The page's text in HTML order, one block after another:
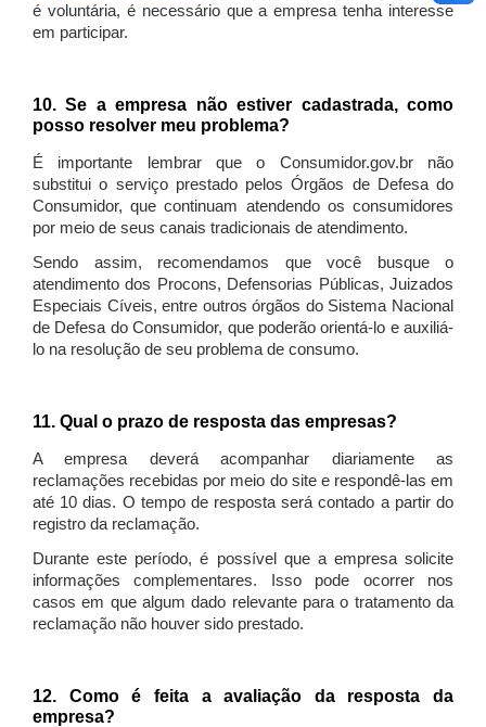
é voluntária, é necessário que a empresa tenha interesse
em participar.
10. Se a empresa não estiver cadastrada, como
posso resolver meu problema?
É importante lembrar que o Consumidor.gov.br não
substitui o serviço prestado pelos Órgãos de Defesa do
Consumidor, que continuam atendendo os consumidores
por meio de seus canais tradicionais de atendimento.
Sendo assim, recomendamos que você busque o
atendimento dos Procons, Defensorias Públicas, Juizados
Especiais Cíveis, entre outros órgãos do Sistema Nacional
de Defesa do Consumidor, que poderão orientá-lo e auxiliá-
lo na resolução de seu problema de consumo.
11. Qual o prazo de resposta das empresas?
A empresa deverá acompanhar diariamente as
reclamações recebidas por meio do site e respondê-las em
até 10 dias. O tempo de resposta será contado a partir do
registro da reclamação.
Durante este período, é possível que a empresa solicite
informações complementares. Isso pode ocorrer nos
casos em que algum dado relevante para o tratamento da
reclamação não houver sido prestado.
12. Como é feita a avaliação da resposta da
empresa?